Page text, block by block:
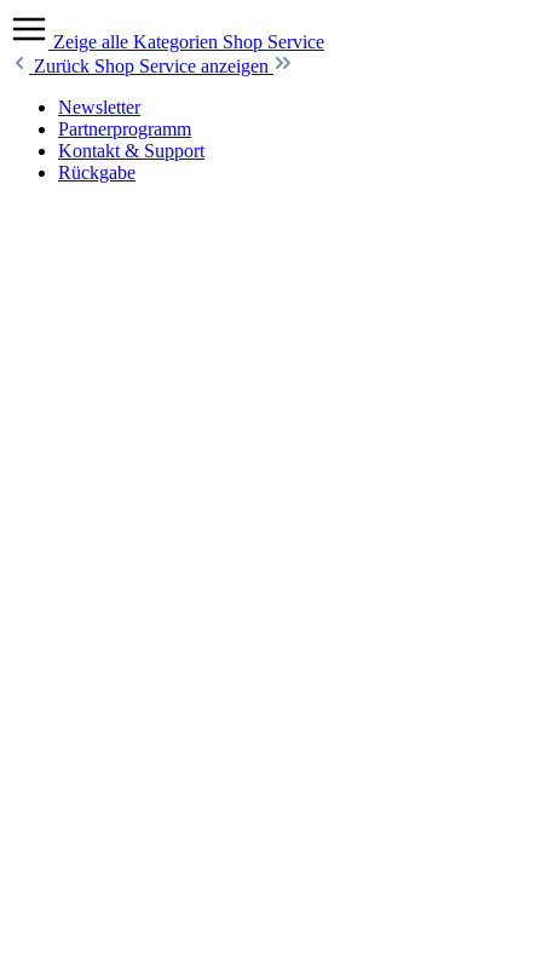
Zeige alle Kategorien Shop Service
Zurück Shop Service anzeigen
Newsletter
Partnerprogramm
Kontakt & Support
Rückgabe